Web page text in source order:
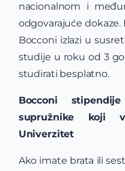
nacionalnom i
odgovarajuće
Bocconi izlazi u
studije u roku od 3
studirati besplatno.
Bocconi
supružnike koji
Univerzitet
Ako imate brata ili